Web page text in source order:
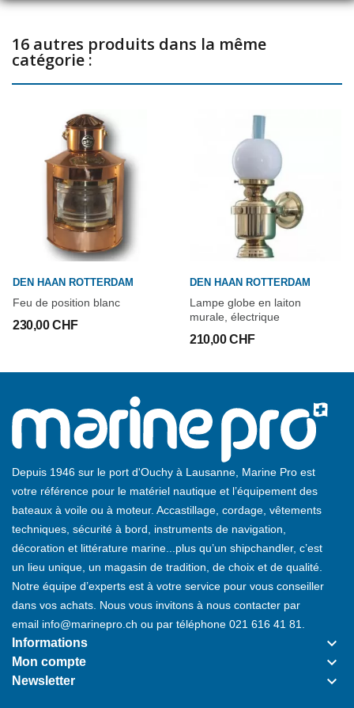
16 autres produits dans la même
catégorie :
DEN HAAN ROTTERDAM
Feu de position blanc
230,00 CHF
DEN HAAN ROTTERDAM
Lampe globe en laiton
murale, électrique
210,00 CHF
Depuis 1946 sur le port d'Ouchy à Lausanne, Marine Pro est
votre référence pour le matériel nautique et l’équipement des
bateaux à voile ou à moteur. Accastillage, cordage, vêtements
techniques, sécurité à bord, instruments de navigation,
décoration et littérature marine...plus qu’un shipchandler, c’est
un lieu unique, un magasin de tradition, de choix et de qualité.
Notre équipe d’experts est à votre service pour vous conseiller
dans vos achats. Nous vous invitons à nous contacter par
email info@marinepro.ch ou par téléphone 021 616 41 81
Informations keyboard_arrow_down
Mon compte keyboard_arrow_down
Newsletter keyboard_arrow_down